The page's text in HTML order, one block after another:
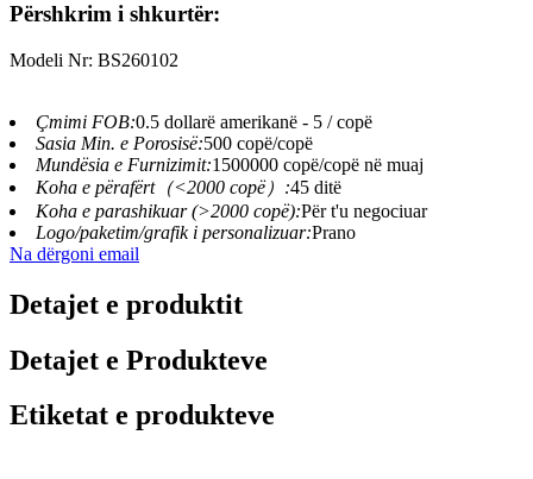
Përshkrim i shkurtër:
Modeli Nr: BS260102
Çmimi FOB:0.5 dollarë amerikanë - 5 / copë
Sasia Min. e Porosisë:500 copë/copë
Mundësia e Furnizimit:1500000 copë/copë në muaj
Koha e përafërt（<2000 copë）:45 ditë
Koha e parashikuar (>2000 copë):Për t'u negociuar
Logo/paketim/grafik i personalizuar:Prano
Na dërgoni email
Detajet e produktit
Detajet e Produkteve
Etiketat e produkteve